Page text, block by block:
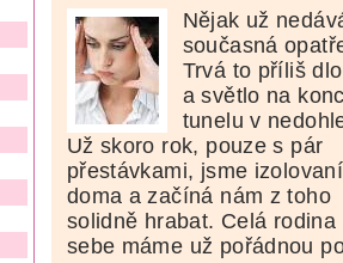
Nějak už
současná
Trvá to příliš
a světlo na
tunelu v
Už skoro rok, pouze s pár
přestávkami, jsme izolovaní
doma a začíná nám z toho
solidně hrabat. Celá rodina
sebe máme už pořádnou